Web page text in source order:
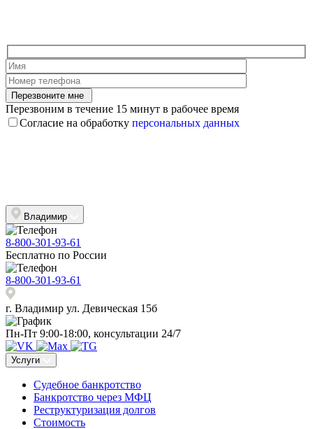
Перезвоните мне
Перезвоним в течение 15 минут в рабочее время
Согласие на обработку персональных данных
Владимир
8-800-301-93-61
Бесплатно по России
8-800-301-93-61
г. Владимир ул. Девическая 15б
Пн-Пт 9:00-18:00, консультации 24/7
Услуги
Судебное банкротство
Банкротство через МФЦ
Реструктуризация долгов
Стоимость